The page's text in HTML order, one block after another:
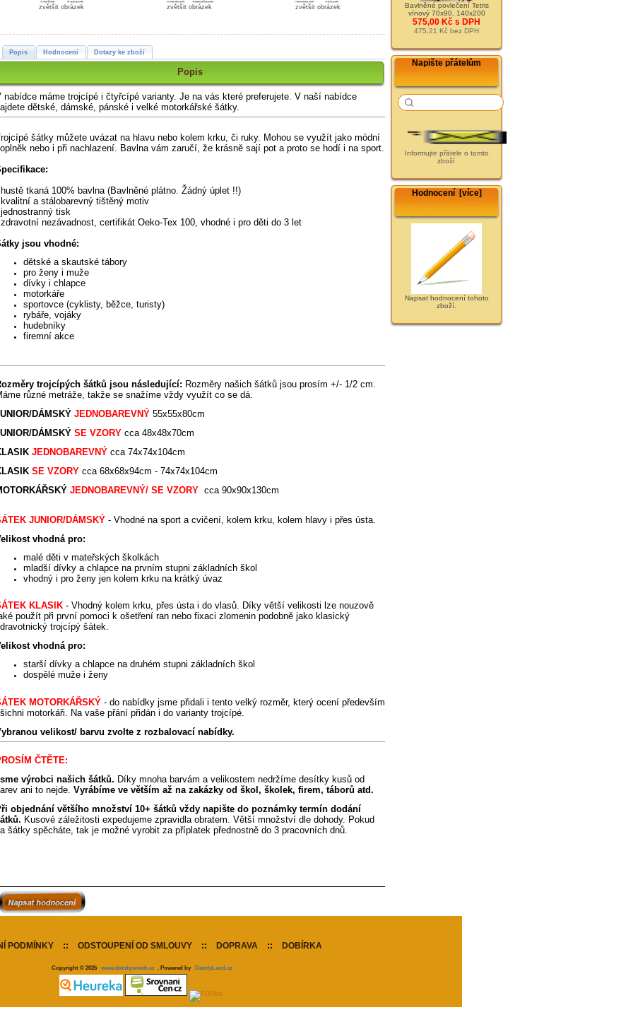
zvětšit obrázek zvětšit obrázek zvětšit obrázek
Popis Hodnocení Dotazy ke zboží
Popis
nabídce máme trojcípé i čtyřcípé varianty. Je na vás které preferujete. V naší nabídce
dětské, dámské, pánské i velké motorkářské šátky.
šátky můžete uvázat na hlavu nebo kolem krku, či ruky. Mohou se využít jako módní
nebo i při nachlazení. Bavlna vám zaručí, že krásně sají pot a proto se hodí i na sport.
tkaná 100% bavlna (Bavlněné plátno. Žádný úplet !!)
a stálobarevný tištěný motiv
tisk
nezávadnost, certifikát Oeko-Tex 100, vhodné i pro děti do 3 let
jsou vhodné:
dětské a skautské tábory
pro ženy i muže
dívky i chlapce
motorkáře
sportovce (cyklisty, běžce, turisty)
rybáře, vojáky
hudebníky
firemní akce
trojcípých šátků jsou následující: Rozměry našich šátků jsou prosím +/- 1/2 cm.
různé metráže, takže se snažíme vždy využít co se dá.
/DÁMSKÝJEDNOBAREVNÝ 55x55x80cm
/DÁMSKÝSE VZORYcca 48x48x70cm
JEDNOBAREVNÝ cca 74x74x104cm
SE VZORY cca 68x68x94cm - 74x74x104cm
JEDNOBAREVNÝ/ SE VZORY cca 90x90x130cm
JUNIOR/DÁMSKÝ - Vhodné na sport a cvičení, kolem krku, kolem hlavy i přes ústa.
vhodná pro:
malé děti v mateřských školkách
mladší dívky a chlapce na prvním stupni základních škol
vhodný i pro ženy jen kolem krku na krátký úvaz
KLASIK - Vhodný kolem krku, přes ústa i do vlasů. Díky větší velikosti lze nouzově
použít při první pomoci k ošetření ran nebo fixaci zlomenin podobně jako klasický
trojcípý šátek.
vhodná pro:
starší dívky a chlapce na druhém stupni základních škol
dospělé muže i ženy
MOTORKÁŘSKÝ - do nabídky jsme přidali i tento velký rozměr, který ocení především
motorkáři. Na vaše přání přidán i do varianty trojcípé.
velikost/ barvu zvolte z rozbalovací nabídky.
ČTĚTE:
výrobci našich šátků. Díky mnoha barvám a velikostem nedržíme desítky kusů od
ani to nejde. Vyrábíme ve větším až na zakázky od škol, školek, firem, táborů atd.
objednání většího množství 10+ šátků vždy napište do poznámky termín dodání
Kusové záležitosti expedujeme zpravidla obratem. Větší množství dle dohody. Pokud
šátky spěcháte, tak je možné vyrobit za příplatek přednostně do 3 pracovních dnů.
Bavlněné povlečení Tetris
vínový 70x90, 140x200
575,00 Kč s DPH
475,21 Kč bez DPH
Napište přátelům
Informujte přátele o tomto
zboží
Hodnocení [více]
Napsat hodnocení tohoto
zboží.
PODMÍNKY :: ODSTOUPENÍ OD SMLOUVY :: DOPRAVA :: DOBÍRKA
Copyright © 2026 www.detskysmich.cz . Powered by DandyLand.cz